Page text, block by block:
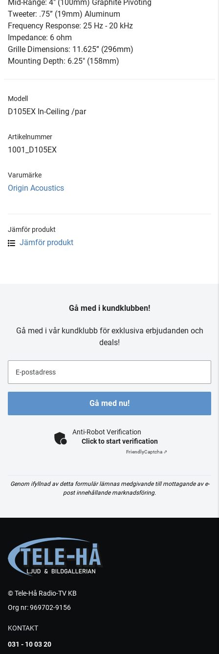
Mid-Range: 4" (100mm) Graphite Pivoting
Tweeter: .75” (19mm) Aluminum
Frequency Response: 25 Hz - 20 kHz
Impedance: 6 ohm
Grille Dimensions: 11.625” (296mm)
Mounting Depth: 6.25" (158mm)
Modell
D105EX In-Ceiling /par
Artikelnummer
1001_D105EX
Varumärke
Origin Acoustics
Jämför produkt
Jämför produkt
Gå med i kundklubben!
Gå med i vår kundklubb för exklusiva erbjudanden och
deals!
E-postadress
Gå med nu!
Anti-Robot Verification
Click to start verification
FriendlyCaptcha ⇗
Genom ifyllnad av detta formulär lämnas medgivande till mottagande av e-
post innehållande marknadsföring.
© Tele-Hå Radio-TV KB
Org nr: 969702-9156
KONTAKT
031 - 10 03 20